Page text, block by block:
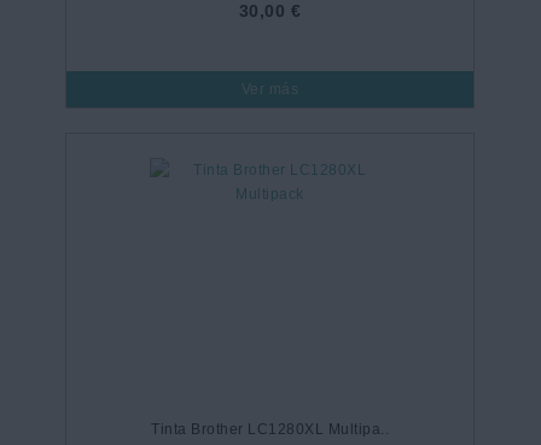
30,00 €
Ver más
Tinta Brother LC1280XL Multipa..